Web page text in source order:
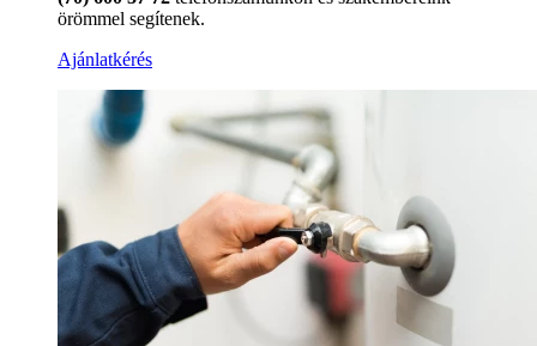
örömmel segítenek.
Ajánlatkérés